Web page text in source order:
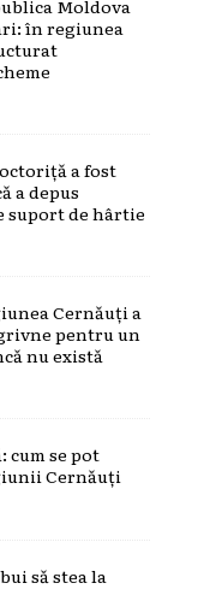
Moldova
în regiunea
a fost
a depus
suport de hârtie
Cernăuți a
pentru un
nu există
cum se pot
Cernăuți
să stea la